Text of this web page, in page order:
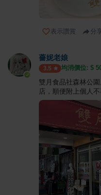
表示讚賞 分
薔妮老娘
3.5 均消價位: $
雙月食品社森林公
店，順便附上個人